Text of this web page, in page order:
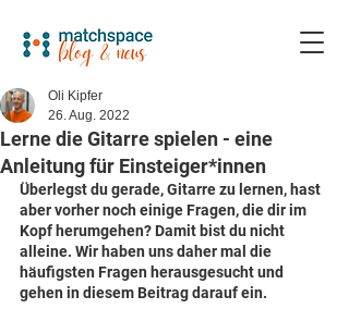
Lerne die Gitarre spielen - eine
Anleitung für Einsteiger*innen
Oli Kipfer
26. Aug. 2022
Überlegst du gerade, Gitarre zu lernen, hast
aber vorher noch einige Fragen, die dir im
Kopf herumgehen? Damit bist du nicht
alleine. Wir haben uns daher mal die
häufigsten Fragen herausgesucht und
gehen in diesem Beitrag darauf ein.